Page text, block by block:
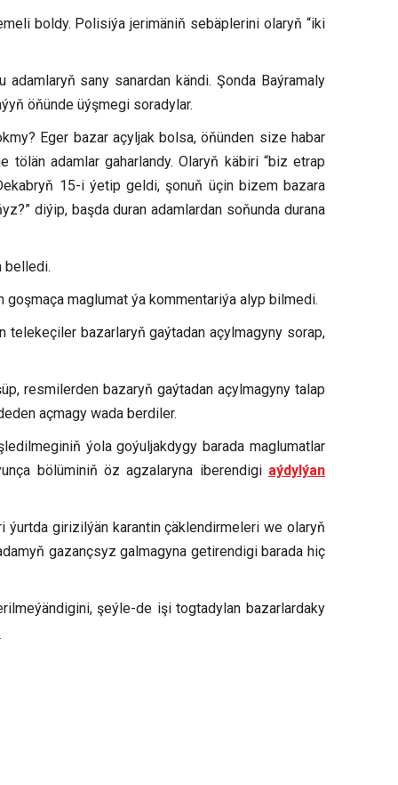
boldy. Polisiýa jerimäniň sebäplerini olaryň “iki
sany sanardan kändi. Şonda Baýramaly
öňünde üýşmegi soradylar.
Eger bazar açyljak bolsa, öňünden size habar
adamlar gaharlandy. Olaryň käbiri “biz etrap
15-i ýetip geldi, şonuň üçin bizem bazara
diýip, başda duran adamlardan soňunda durana
belledi.
maglumat ýa kommentariýa alyp bilmedi.
bazarlaryň gaýtadan açylmagyny sorap,
resmilerden bazaryň gaýtadan açylmagyny talap
açmagy wada berdiler.
ýola goýuljakdygy barada maglumatlar
bölüminiň öz agzalaryna iberendigi aýdylýan
ýurtda girizilýän karantin çäklendirmeleri we olaryň
gazançsyz galmagyna getirendigi barada hiç
şeýle-de işi togtadylan bazarlardaky